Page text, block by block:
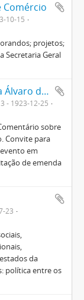
Comércio
10-15
projetos;
Secretaria Geral
Telegramas de Washington Luis para Álvaro de Carvalho e Carlos de Campos
- 1923-12-25
sobre
Convite para
em
de emenda
23
da
política entre os